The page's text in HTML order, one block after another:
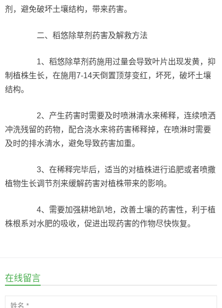
剂，避免破坏土壤结构，带来药害。
二、稻悠除草剂药害及解救方法
1、稻悠除草剂药施用过量会导致叶片出现发黄，抑
制植株生长，在施用7-14天倒置顶芽变红，坏死，破坏土壤
结构。
2、产生药害时需要及时喷淋清水来稀释，连续喷洒
冲洗残留的药物，配合浇水来将药害稀释掉，在喷淋时需要
及时的排水清水，避免导致药害加重。
3、在稀释完毕后，适当的对植株进行追肥或者喷撒
植物生长调节剂来缓解药害对植株带来的影响。
4、需要加强耕地趴地，改善土壤的药害性，利于植
株根系对水肥的吸收，促进出现药害的作物尽快恢复。
在线留言